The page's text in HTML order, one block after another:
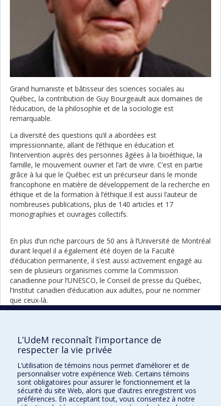
Grand humaniste et bâtisseur des sciences sociales au
Québec, la contribution de Guy Bourgeault aux domaines de
l’éducation, de la philosophie et de la sociologie est
remarquable.
La diversité des questions qu’il a abordées est
impressionnante, allant de l’éthique en éducation et
l’intervention auprès des personnes âgées à la bioéthique, la
famille, le mouvement ouvrier et l’art de vivre. C’est en partie
grâce à lui que le Québec est un précurseur dans le monde
francophone en matière de développement de la recherche en
éthique et de la formation à l’éthique.Il est aussi l’auteur de
nombreuses publications, plus de 140 articles et 17
monographies et ouvrages collectifs.
En plus d’un riche parcours de 50 ans à l’Université de Montréal
durant lequel il a également été doyen de la Faculté
d’éducation permanente, il s’est aussi activement engagé au
sein de plusieurs organismes comme la Commission
canadienne pour l’UNESCO, le Conseil de presse du Québec,
l’Institut canadien d’éducation aux adultes, pour ne nommer
que ceux-là.
Highest Honour de l’Université Soka de Tokyo, d’être élu
membre de l’Académie des lettres et sciences humaines de la
Société royale du Canada et de recevoir un doctorat honoris
causa de l’Université du Québec à Montréal.
Retour à la liste complète des
portraits
L’UdeM reconnaît l’importance de
respecter la vie privée
L’utilisation de témoins nous permet d’améliorer et de
personnaliser votre expérience Web. Certains témoins
sont obligatoires pour assurer le fonctionnement et la
sécurité du site Web, alors que d’autres enregistrent vos
préférences. En acceptant tout, vous consentez à notre